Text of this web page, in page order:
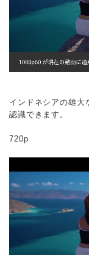
インドネシアの雄大
認識できます。
720p